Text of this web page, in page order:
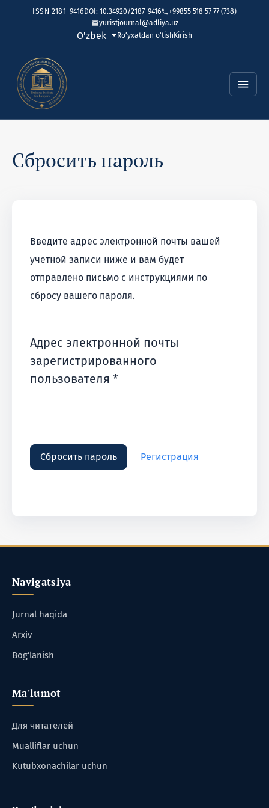
ISSN 2181-9416DOI: 10.34920/2187-9416
+99855 518 57 77 (738)
yuristjournal@adliya.uz
Tilni o'zgartirish. Joriy til:
O'zbek Ro‘yxatdan o‘tish Kirish
Сбросить пароль
Введите адрес электронной почты вашей
учетной записи ниже и вам будет
отправлено письмо с инструкциями по
сбросу вашего пароля.
Адрес электронной почты
зарегистрированного
пользователя *Обязательно
Сбросить пароль Регистрация
Navigatsiya
Jurnal haqida
Arxiv
Bog‘lanish
Ma'lumot
Для читателей
Mualliflar uchun
Kutubxonachilar uchun